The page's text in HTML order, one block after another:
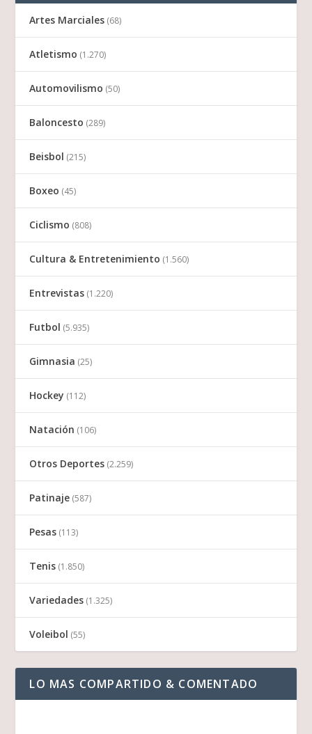
Artes Marciales (68)
Atletismo (1.270)
Automovilismo (50)
Baloncesto (289)
Beisbol (215)
Boxeo (45)
Ciclismo (808)
Cultura & Entretenimiento (1.560)
Entrevistas (1.220)
Futbol (5.935)
Gimnasia (25)
Hockey (112)
Natación (106)
Otros Deportes (2.259)
Patinaje (587)
Pesas (113)
Tenis (1.850)
Variedades (1.325)
Voleibol (55)
LO MAS COMPARTIDO & COMENTADO